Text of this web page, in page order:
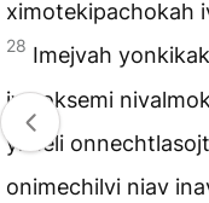
ximotekipachokah
28 Imejvah
iva oksemi
yi neli
onimechilvi niav